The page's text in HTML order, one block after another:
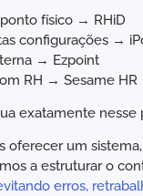
físico → RHiD
configurações →
→ Ezpoint
RH → Sesame HR
exatamente nesse
oferecer um
a estruturar o
erros,